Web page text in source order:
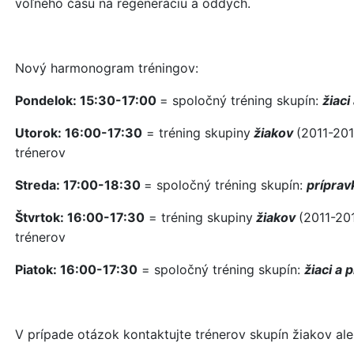
voľného času na regeneráciu a oddych.
Nový harmonogram tréningov:
Pondelok: 15:30-17:00 = spoločný tréning skupín:
Utorok: 16:00-17:30 = tréning skupiny žiakov (2011-
trénerov
Streda: 17:00-18:30 = spoločný tréning skupín:
Štvrtok: 16:00-17:30 = tréning skupiny žiakov (2011-
trénerov
Piatok: 16:00-17:30 = spoločný tréning skupín:žiaci a
V prípade otázok kontaktujte trénerov skupín žiakov